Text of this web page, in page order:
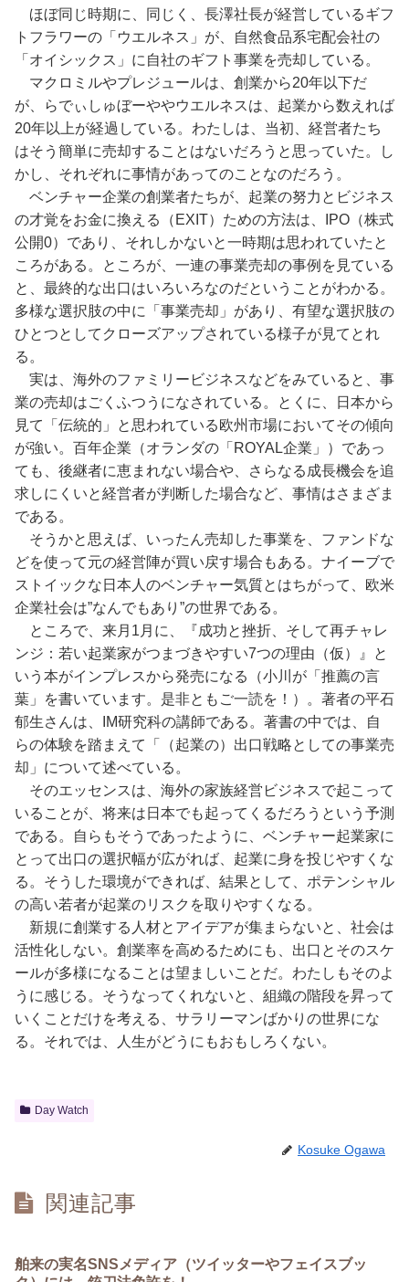
ほぼ同じ時期に、同じく、長澤社長が経営しているギフ
トフラワーの「ウエルネス」が、自然食品系宅配会社の
「オイシックス」に自社のギフト事業を売却している。
マクロミルやプレジュールは、創業から20年以下だ
が、らでぃしゅぼーややウエルネスは、起業から数えれば
20年以上が経過している。わたしは、当初、経営者たち
はそう簡単に売却することはないだろうと思っていた。し
かし、それぞれに事情があってのことなのだろう。
ベンチャー企業の創業者たちが、起業の努力とビジネス
の才覚をお金に換える（EXIT）ための方法は、IPO（株式
公開0）であり、それしかないと一時期は思われていたと
ころがある。ところが、一連の事業売却の事例を見ている
と、最終的な出口はいろいろなのだということがわかる。
多様な選択肢の中に「事業売却」があり、有望な選択肢の
ひとつとしてクローズアップされている様子が見てとれ
る。
実は、海外のファミリービジネスなどをみていると、事
業の売却はごくふつうになされている。とくに、日本から
見て「伝統的」と思われている欧州市場においてその傾向
が強い。百年企業（オランダの「ROYAL企業」）であっ
ても、後継者に恵まれない場合や、さらなる成長機会を追
求しにくいと経営者が判断した場合など、事情はさまざま
である。
そうかと思えば、いったん売却した事業を、ファンドな
どを使って元の経営陣が買い戻す場合もある。ナイーブで
ストイックな日本人のベンチャー気質とはちがって、欧米
企業社会は”なんでもあり”の世界である。
ところで、来月1月に、『成功と挫折、そして再チャレ
ンジ：若い起業家がつまづきやすい7つの理由（仮）』と
いう本がインプレスから発売になる（小川が「推薦の言
葉」を書いています。是非ともご一読を！）。著者の平石
郁生さんは、IM研究科の講師である。著書の中では、自
らの体験を踏まえて「（起業の）出口戦略としての事業売
却」について述べている。
そのエッセンスは、海外の家族経営ビジネスで起こって
いることが、将来は日本でも起ってくるだろうという予測
である。自らもそうであったように、ベンチャー起業家に
とって出口の選択幅が広がれば、起業に身を投じやすくな
る。そうした環境ができれば、結果として、ポテンシャル
の高い若者が起業のリスクを取りやすくなる。
新規に創業する人材とアイデアが集まらないと、社会は
活性化しない。創業率を高めるためにも、出口とそのスケ
ールが多様になることは望ましいことだ。わたしもそのよ
うに感じる。そうなってくれないと、組織の階段を昇って
いくことだけを考える、サラリーマンばかりの世界にな
る。それでは、人生がどうにもおもしろくない。
Day Watch
Kosuke Ogawa
関連記事
舶来の実名SNSメディア（ツイッターやフェイスブッ